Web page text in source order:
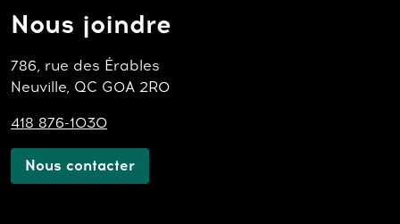
Nous joindre
786, rue des Érables
Neuville, QC G0A 2R0
418 876-1030
Nous contacter